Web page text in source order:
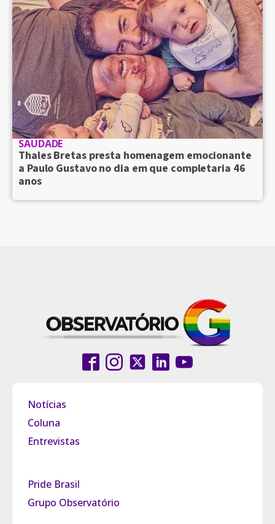
SAUDADE
Thales Bretas presta homenagem emocionante
a Paulo Gustavo no dia em que completaria 46
anos
Notícias
Coluna
Entrevistas
Pride Brasil
Grupo Observatório